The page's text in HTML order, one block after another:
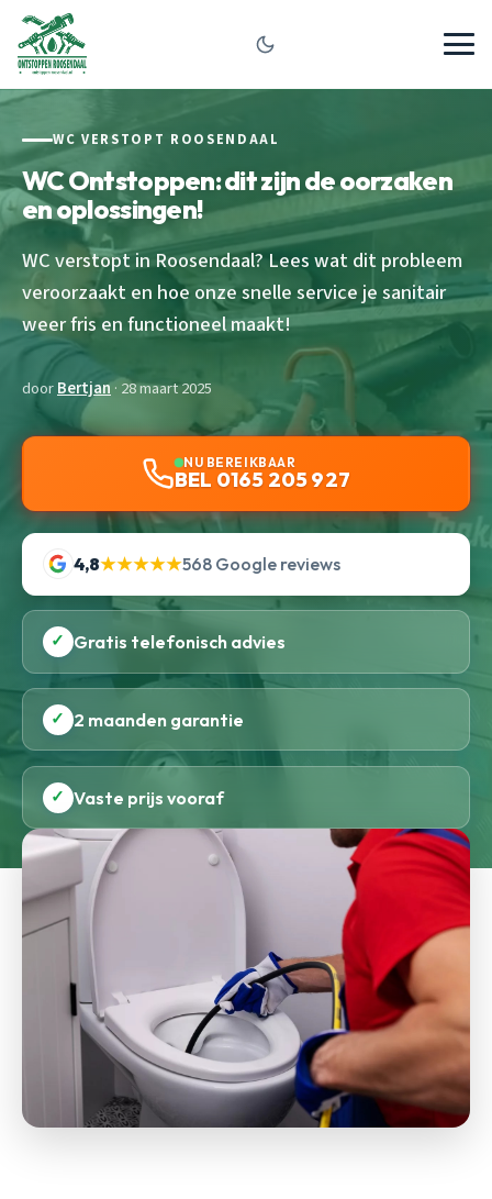
WC VERSTOPT ROOSENDAAL
WC Ontstoppen: dit zijn de oorzaken
en oplossingen!
WC verstopt in Roosendaal? Lees wat dit probleem
veroorzaakt en hoe onze snelle service je sanitair
weer fris en functioneel maakt!
doorBertjan· 28 maart 2025
NU BEREIKBAAR
BEL 0165 205 927
4,8★★★★★568 Google reviews
✓ Gratis telefonisch advies
✓ 2 maanden garantie
✓ Vaste prijs vooraf